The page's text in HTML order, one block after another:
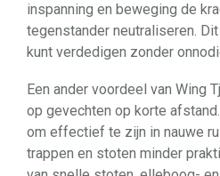
inspanning en beweging de
tegenstander neutraliseren.
kunt verdedigen zonder
Een ander voordeel van Wing
op gevechten op korte
om effectief te zijn in nauwe
trappen en stoten minder